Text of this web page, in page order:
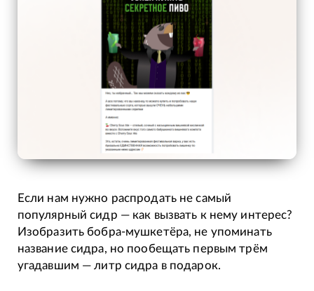
Если нам нужно распродать не самый
популярный сидр — как вызвать к нему интерес?
Изобразить бобра-мушкетёра, не упоминать
название сидра, но пообещать первым трём
угадавшим — литр сидра в подарок.